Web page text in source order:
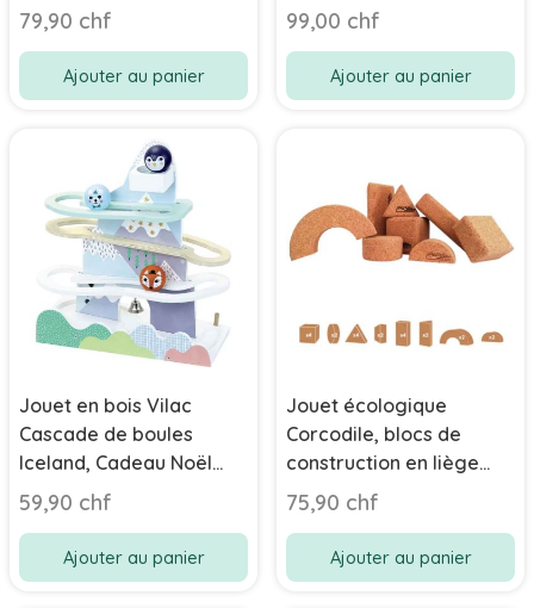
79,90 chf
Ajouter au panier
99,00 chf
Ajouter au panier
Jouet en bois Vilac
Cascade de boules
Iceland, Cadeau Noël
Enfant 1 an
59,90 chf
Ajouter au panier
Jouet écologique
Corcodile, blocs de
construction en liège
dès 18 mois, 22 pièces
75,90 chf
Ajouter au panier